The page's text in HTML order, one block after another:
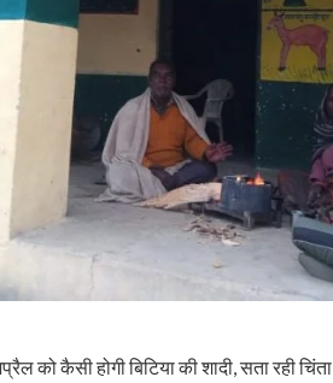
को कैसी होगी बिटिया की शादी, सता रही चिंता